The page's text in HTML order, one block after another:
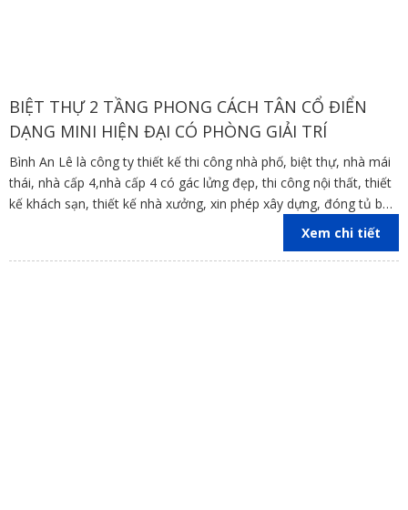
BIỆT THỰ 2 TẦNG PHONG CÁCH TÂN CỔ ĐIỂN
DẠNG MINI HIỆN ĐẠI CÓ PHÒNG GIẢI TRÍ
Bình An Lê là công ty thiết kế thi công nhà phố, biệt thự, nhà mái
thái, nhà cấp 4,nhà cấp 4 có gác lửng đẹp, thi công nội thất, thiết
kế khách sạn, thiết kế nhà xưởng, xin phép xây dựng, đóng tủ bếp
trên địa bàn các tỉnh Đồng Nai, Bình Dương, TP Hồ Chí Minh,
Xem chi tiết